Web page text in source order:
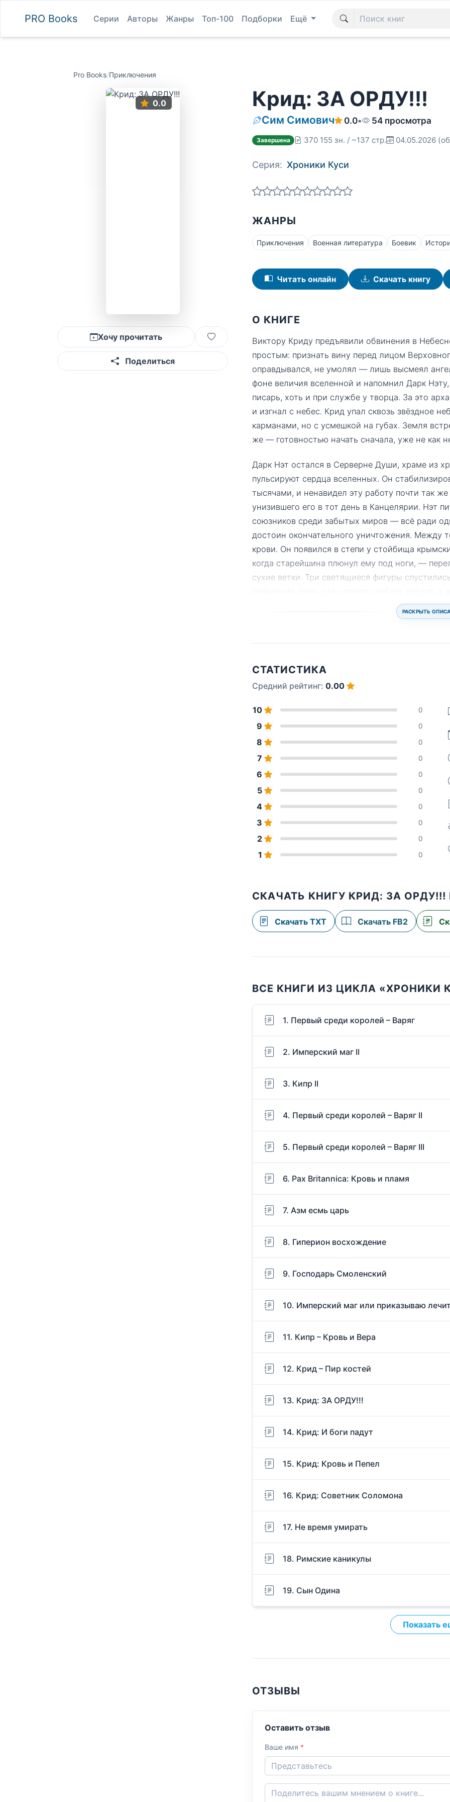
PRO Books Серии Авторы Жанры Топ-100 Подборки Ещё
Pro Books/Приключения
0.0
Хочу прочитать
Поделиться
Крид: ЗА ОРДУ!!!
Сим Симович 0.0• 54 просмотра
Завершена 370 155 зн. / ~137 стр. 04.05.2026
Серия: Хроники Куси
ЖАНРЫ
Приключения Военная литература Боевик
Читать онлайн Скачать книгу
О КНИГЕ
Виктору Криду предъявили обвинения в
простым: признать вину перед лицом
оправдывался, не умолял — лишь высмеял
фоне величия вселенной и напомнил Дарк
писарь, хоть и при службе у творца. За это
и изгнал с небес. Крид упал сквозь звёздное
карманами, но с усмешкой на губах. Земля
же — готовностью начать сначала, уже не как
Дарк Нэт остался в Серверне Души, храме из
пульсируют сердца вселенных. Он
тысячами, и ненавидел эту работу почти так
унизившего его в тот день в Канцелярии. Нэт
союзников среди забытых миров — всё ради
достоин окончательного уничтожения. Между
крови. Он появился в степи у стойбища
когда старейшина плюнул ему под ноги, —
сухие ветки. Три светящиеся фигуры
РАСКРЫТЬ
СТАТИСТИКА
Средний рейтинг: 0.00
10 0
9 0
8 0
7 0
6 0
5 0
4 0
3 0
2 0
1 0
СКАЧАТЬ КНИГУ КРИД: ЗА
Скачать TXT Скачать FB2
ВСЕ КНИГИ ИЗ ЦИКЛА «ХРОНИКИ
1. Первый среди королей – Варяг
2. Имперский маг II
3. Кипр II
4. Первый среди королей – Варяг II
5. Первый среди королей – Варяг III
6. Pax Britannica: Кровь и пламя
7. Азм есмь царь
8. Гиперион восхождение
9. Господарь Смоленский
10. Имперский маг или приказываю
11. Кипр – Кровь и Вера
12. Крид – Пир костей
13. Крид: ЗА ОРДУ!!!
14. Крид: И боги падут
15. Крид: Кровь и Пепел
16. Крид: Советник Соломона
17. Не время умирать
18. Римские каникулы
19. Сын Одина
Показать
ОТЗЫВЫ
Оставить отзыв
Ваше имя *